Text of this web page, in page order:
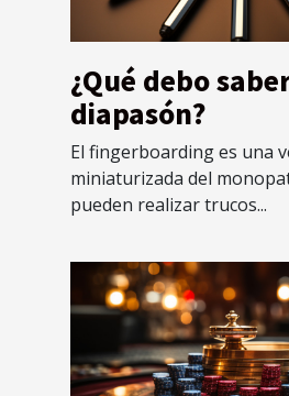
¿Qué debo
diapasón?
El fingerboarding es una
miniaturizada del
pueden realizar trucos...